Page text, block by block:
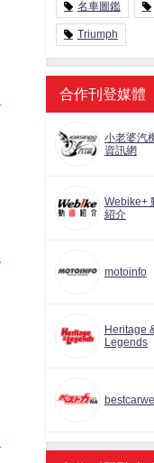
名車圖鑑
Triumph
合作刊登媒體
小老婆汽
資訊網
Webike+
紹介
motoinfo
Heritage
Legends